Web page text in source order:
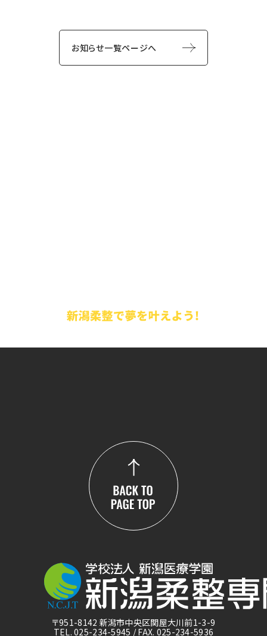
お知らせ一覧ページへ
〒951-8142 新潟市中央区関屋大川前1-3-9
TEL. 025-234-5945 / FAX. 025-234-5936